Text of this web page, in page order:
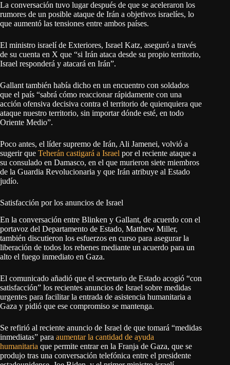
La conversación tuvo lugar después de que se aceleraron los
rumores de un posible ataque de Irán a objetivos israelíes, lo
que aumentó las tensiones entre ambos países.
El ministro israelí de Exteriores, Israel Katz, aseguró a través
de su cuenta en X que “si Irán ataca desde su propio territorio,
Israel responderá y atacará en Irán”.
Gallant también había dicho en un encuentro con soldados
que el país “sabrá cómo reaccionar rápidamente con una
acción ofensiva decisiva contra el territorio de quienquiera que
ataque nuestro territorio, sin importar dónde esté, en todo
Oriente Medio”.
Poco antes, el líder supremo de Irán, Ali Jamenei, volvió a
sugerir que Teherán castigará a Israel por el reciente ataque a
su consulado en Damasco, en el que murieron siete miembros
de la Guardia Revolucionaria y que Irán atribuye al Estado
judío.
Satisfacción por los anuncios de Israel
En la conversación entre Blinken y Gallant, de acuerdo con el
portavoz del Departamento de Estado, Matthew Miller,
también discutieron los esfuerzos en curso para asegurar la
liberación de todos los rehenes mediante un acuerdo para un
alto el fuego inmediato en Gaza.
El comunicado añadió que el secretario de Estado acogió “con
satisfacción” los recientes anuncios de Israel sobre medidas
urgentes para facilitar la entrada de asistencia humanitaria a
Gaza y pidió que ese compromiso se mantenga.
Se refirió al reciente anuncio de Israel de que tomará “medidas
inmediatas” para aumentar la cantidad de ayuda
humanitaria que permite entrar en la Franja de Gaza, que se
produjo tras una conversación telefónica entre el presidente